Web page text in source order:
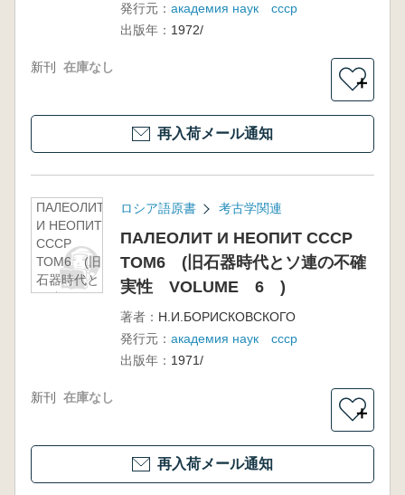
発行元： академия наук ссср
出版年： 1972/
新刊 在庫なし
＋
再入荷メール通知
ПАЛЕОЛИТ
И НЕОПИТ
СССР
ТОМ6 (旧
石器時代と
ソ連の不確
ロシア語原書 考古学関連
ПАЛЕОЛИТ И НЕОПИТ СССР
ТОМ6 (旧石器時代とソ連の不確
実性 VOLUME 6 )
著者： Н.И.БОРИСКОВСКОГО
発行元： академия наук ссср
出版年： 1971/
新刊 在庫なし
＋
再入荷メール通知